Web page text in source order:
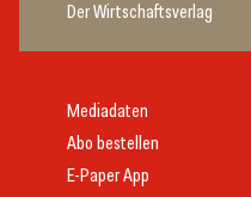
Der Wirtschaftsverlag
Mediadaten
Abo bestellen
E-Paper App